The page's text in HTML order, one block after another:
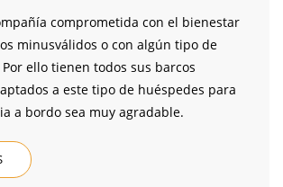
comprometida con el bienestar
minusválidos o con algún tipo de
ello tienen todos sus barcos
a este tipo de huéspedes para
a bordo sea muy agradable.